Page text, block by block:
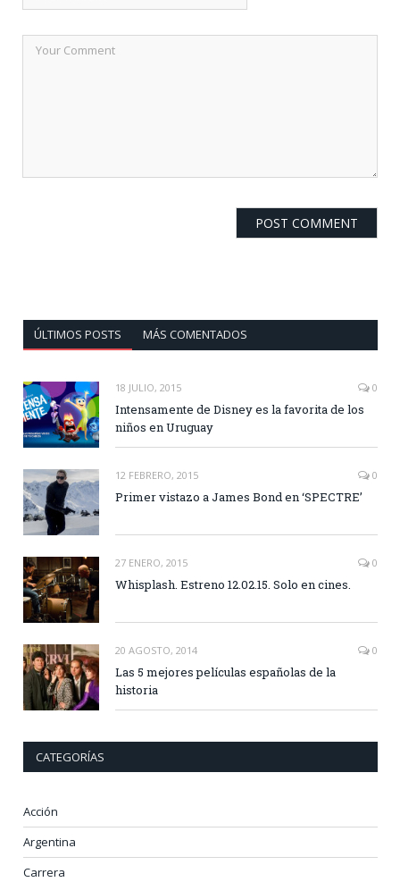
ÚLTIMOS POSTS MÁS COMENTADOS
18 JULIO, 2015 0
Intensamente de Disney es la favorita de los
niños en Uruguay
12 FEBRERO, 2015 0
Primer vistazo a James Bond en ‘SPECTRE’
27 ENERO, 2015 0
Whisplash. Estreno 12.02.15. Solo en cines.
20 AGOSTO, 2014 0
Las 5 mejores películas españolas de la
historia
CATEGORÍAS
Acción
Argentina
Carrera